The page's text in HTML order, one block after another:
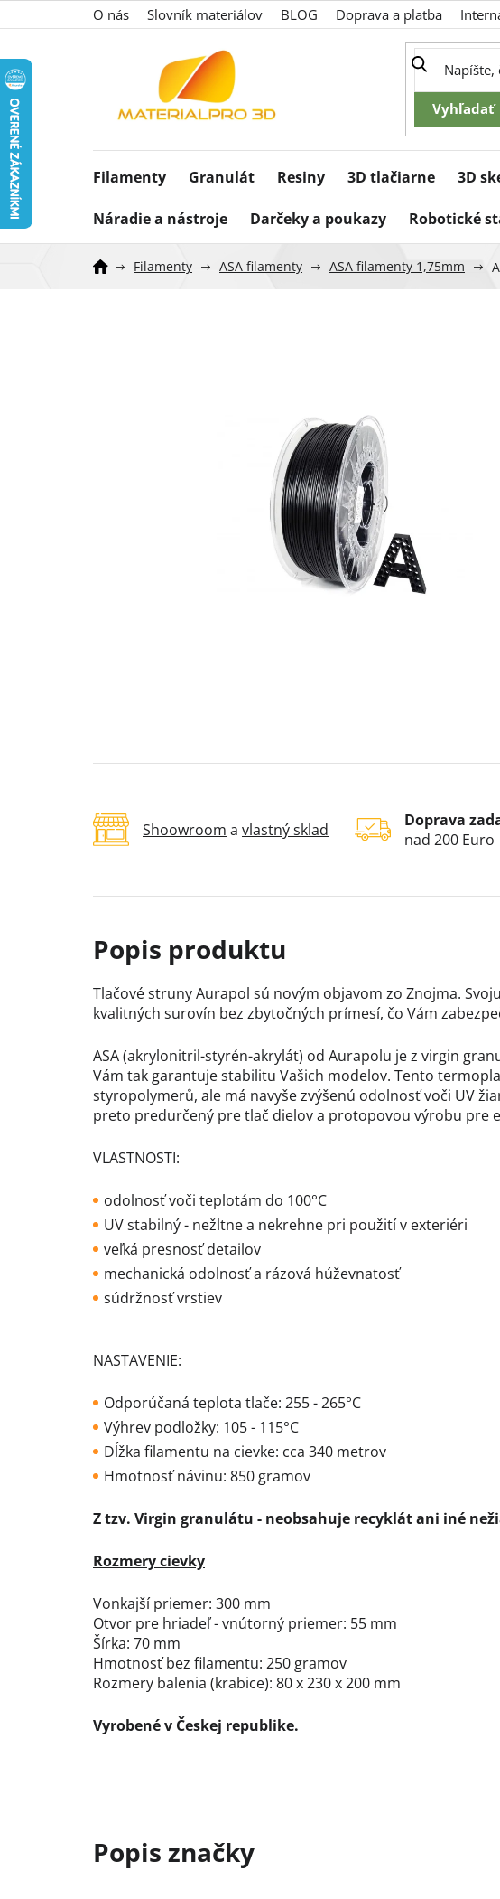
na
O nás Slovník materiálov BLOG Doprava a platba
Filamenty Granulát Resiny 3D tlačiarne 3D
Náradie a nástroje Darčeky a poukazy Robotické
Filamenty ASA filamenty ASA filamenty 1,75mm
Shoowroom a vlastný sklad
Doprava
nad 200 Euro
Tlačové struny Aurapol sú novým objavom zo Znojma.
kvalitných surovín bez zbytočných prímesí, čo Vám
ASA (akrylonitril-styrén-akrylát) od Aurapolu je z virgin
Vám tak garantuje stabilitu Vašich modelov. Tento
styropolymerů, ale má navyše zvýšenú odolnosť voči UV
preto predurčený pre tlač dielov a protopovou výrobu pre
VLASTNOSTI:
odolnosť voči teplotám do 100°C
UV stabilný - nežltne a nekrehne pri použití v exteriéri
veľká presnosť detailov
mechanická odolnosť a rázová húževnatosť
súdržnosť vrstiev
NASTAVENIE:
Odporúčaná teplota tlače: 255 - 265°C
Výhrev podložky: 105 - 115°C
Dĺžka filamentu na cievke: cca 340 metrov
Hmotnosť návinu: 850 gramov
Z tzv. Virgin granulátu - neobsahuje recyklát ani iné
Rozmery cievky
Vonkajší priemer: 300 mm
Otvor pre hriadeľ - vnútorný priemer: 55 mm
Šírka: 70 mm
Hmotnosť bez filamentu: 250 gramov
Rozmery balenia (krabice): 80 x 230 x 200 mm
Vyrobené v Českej republike.